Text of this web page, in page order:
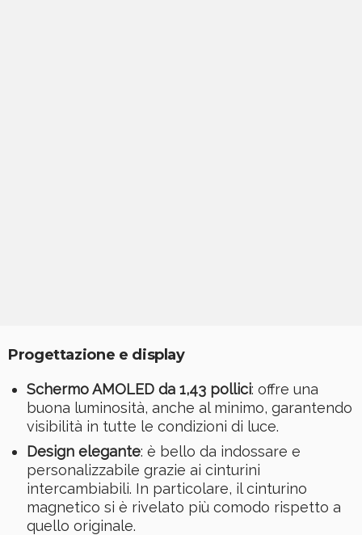
Progettazione e display
Schermo AMOLED da 1,43 pollici: offre una
buona luminosità, anche al minimo, garantendo
visibilità in tutte le condizioni di luce.
Design elegante: è bello da indossare e
personalizzabile grazie ai cinturini
intercambiabili. In particolare, il cinturino
magnetico si è rivelato più comodo rispetto a
quello originale.